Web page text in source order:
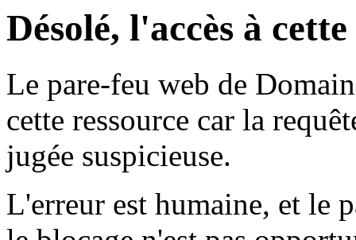
Désolé, l'accès à
Le pare-feu web de
cette ressource car la
jugée suspicieuse.
L'erreur est humaine, et le